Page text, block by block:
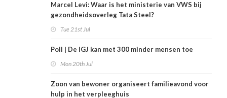
Marcel Levi: Waar is het ministerie van VWS bij
gezondheidsoverleg Tata Steel?
Tue 21st Jul
Poll | De IGJ kan met 300 minder mensen toe
Mon 20th Jul
Zoon van bewoner organiseert familieavond voor
hulp in het verpleeghuis